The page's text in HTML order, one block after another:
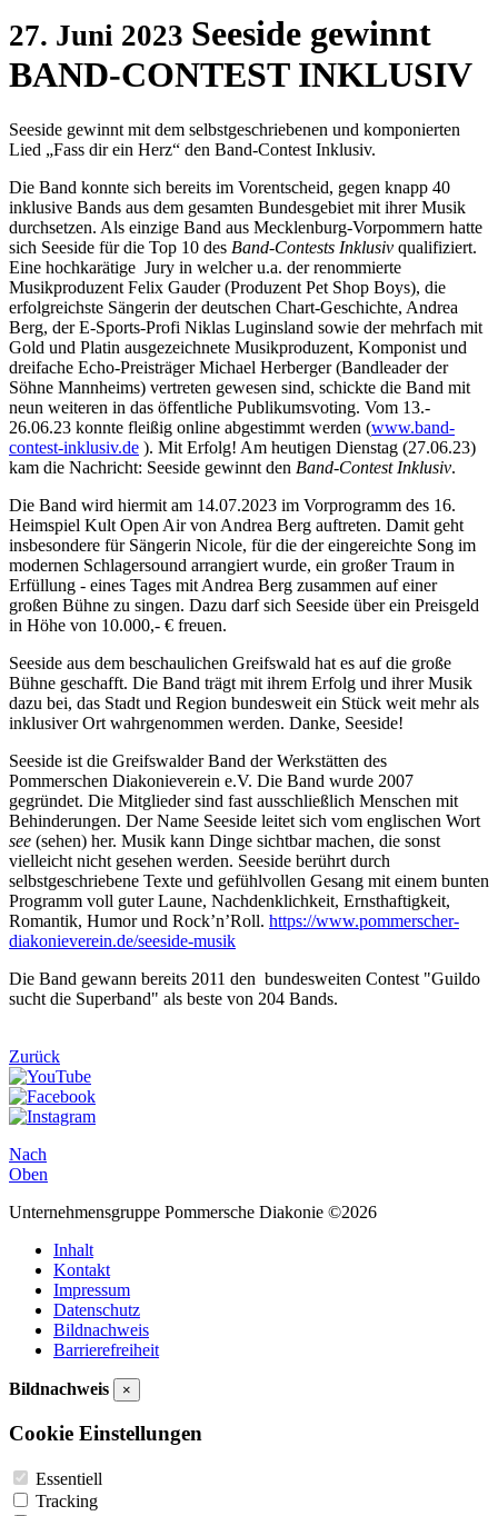
27. Juni 2023 Seeside gewinnt
BAND-CONTEST INKLUSIV
Seeside gewinnt mit dem selbstgeschriebenen und komponierten
Lied „Fass dir ein Herz“ den Band-Contest Inklusiv.
Die Band konnte sich bereits im Vorentscheid, gegen knapp 40
inklusive Bands aus dem gesamten Bundesgebiet mit ihrer Musik
durchsetzen. Als einzige Band aus Mecklenburg-Vorpommern hatte
sich Seeside für die Top 10 des Band-Contests Inklusiv qualifiziert.
Eine hochkarätige Jury in welcher u.a. der renommierte
Musikproduzent Felix Gauder (Produzent Pet Shop Boys), die
erfolgreichste Sängerin der deutschen Chart-Geschichte, Andrea
Berg, der E-Sports-Profi Niklas Luginsland sowie der mehrfach mit
Gold und Platin ausgezeichnete Musikproduzent, Komponist und
dreifache Echo-Preisträger Michael Herberger (Bandleader der
Söhne Mannheims) vertreten gewesen sind, schickte die Band mit
neun weiteren in das öffentliche Publikumsvoting. Vom 13.-
26.06.23 konnte fleißig online abgestimmt werden (www.band-
contest-inklusiv.de ). Mit Erfolg! Am heutigen Dienstag (27.06.23)
kam die Nachricht: Seeside gewinnt den Band-Contest Inklusiv.
Die Band wird hiermit am 14.07.2023 im Vorprogramm des 16.
Heimspiel Kult Open Air von Andrea Berg auftreten. Damit geht
insbesondere für Sängerin Nicole, für die der eingereichte Song im
modernen Schlagersound arrangiert wurde, ein großer Traum in
Erfüllung - eines Tages mit Andrea Berg zusammen auf einer
großen Bühne zu singen. Dazu darf sich Seeside über ein Preisgeld
in Höhe von 10.000,- € freuen.
Seeside aus dem beschaulichen Greifswald hat es auf die große
Bühne geschafft. Die Band trägt mit ihrem Erfolg und ihrer Musik
dazu bei, das Stadt und Region bundesweit ein Stück weit mehr als
inklusiver Ort wahrgenommen werden. Danke, Seeside!
Seeside ist die Greifswalder Band der Werkstätten des
Pommerschen Diakonieverein e.V. Die Band wurde 2007
gegründet. Die Mitglieder sind fast ausschließlich Menschen mit
Behinderungen. Der Name Seeside leitet sich vom englischen Wort
see (sehen) her. Musik kann Dinge sichtbar machen, die sonst
vielleicht nicht gesehen werden. Seeside berührt durch
selbstgeschriebene Texte und gefühlvollen Gesang mit einem bunten
Programm voll guter Laune, Nachdenklichkeit, Ernsthaftigkeit,
Romantik, Humor und Rock’n’Roll. https://www.pommerscher-
diakonieverein.de/seeside-musik
Die Band gewann bereits 2011 den bundesweiten Contest "Guildo
sucht die Superband" als beste von 204 Bands.
Zurück
Nach
Oben
Unternehmensgruppe Pommersche Diakonie ©2026
Inhalt
Kontakt
Impressum
Datenschutz
Bildnachweis
Barrierefreiheit
Bildnachweis ×
Cookie Einstellungen
Essentiell
Tracking